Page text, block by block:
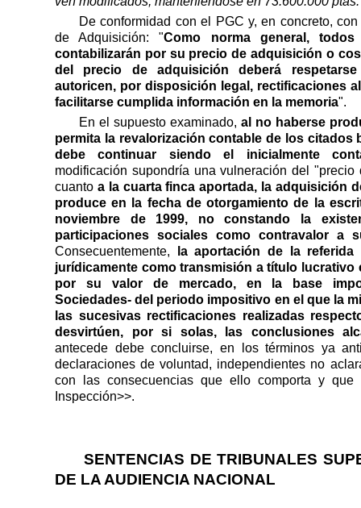
De conformidad con el PGC y, en concreto,
de Adquisición: "Como norma general,
contabilizarán por su precio de adquisición o
del precio de adquisición deberá
autoricen, por disposición legal, rectificaciones
facilitarse cumplida información en la memoria".
En el supuesto examinado, al no haberse
permita la revalorización contable de los citados
debe continuar siendo el inicialmente
modificación supondría una vulneración del
cuanto a la cuarta finca aportada, la adquisición
produce en la fecha de otorgamiento de la
noviembre de 1999, no constando la
participaciones sociales como contravalor a
Consecuentemente,
la aportación de la
jurídicamente como transmisión a título lucrativo
por su valor de mercado, en la base
Sociedades- del periodo impositivo en el que la
las sucesivas rectificaciones realizadas
desvirtúen, por si solas, las conclusiones
antecede debe concluirse, en los términos ya
declaraciones de voluntad, independientes no
con las consecuencias que ello comporta y
Inspección>>.
SENTENCIAS DE TRIBUNALES
DE LA AUDIENCIA NACIONAL